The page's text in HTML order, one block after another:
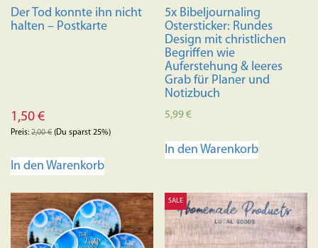
Der Tod konnte ihn nicht
halten – Postkarte
1,50 €
Preis: 2,00€ (Du sparst 25%)
In den Warenkorb
5x Bibeljournaling
Ostersticker: Rundes
Design mit christlichen
Begriffen wie
Auferstehung & leeres
Grab für Planer und
Notizbuch
5,99€
In den Warenkorb
SALE